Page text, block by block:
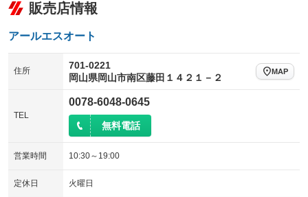
販売店情報
アールエスオート
住所
701-0221
岡山県岡山市南区藤田１４２１－２
MAP
TEL
0078-6048-0645
無料電話
営業時間 10:30～19:00
定休日 火曜日